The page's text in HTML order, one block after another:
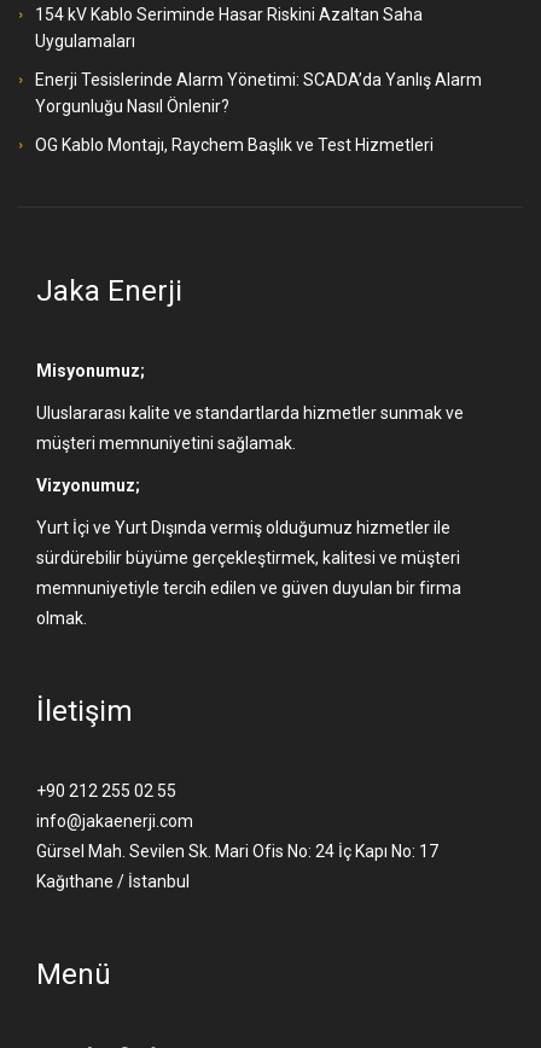
154 kV Kablo Seriminde Hasar Riskini Azaltan Saha
Uygulamaları
Enerji Tesislerinde Alarm Yönetimi: SCADA’da Yanlış Alarm
Yorgunluğu Nasıl Önlenir?
OG Kablo Montajı, Raychem Başlık ve Test Hizmetleri
Jaka Enerji
Misyonumuz;
Uluslararası kalite ve standartlarda hizmetler sunmak ve
müşteri memnuniyetini sağlamak.
Vizyonumuz;
Yurt İçi ve Yurt Dışında vermiş olduğumuz hizmetler ile
sürdürebilir büyüme gerçekleştirmek, kalitesi ve müşteri
memnuniyetiyle tercih edilen ve güven duyulan bir firma
olmak.
İletişim
+90 212 255 02 55
info@jakaenerji.com
Gürsel Mah. Sevilen Sk. Mari Ofis No: 24 İç Kapı No: 17
Kağıthane / İstanbul
Menü